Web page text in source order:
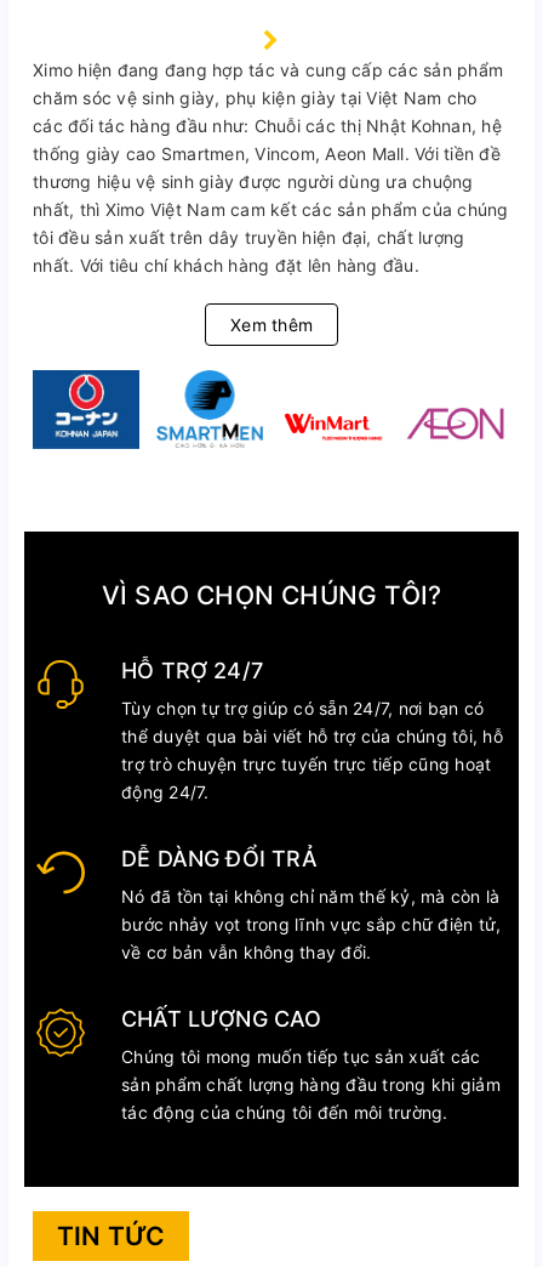
Ximo hiện đang đang hợp tác và cung cấp các sản phẩm
chăm sóc vệ sinh giày, phụ kiện giày tại Việt Nam cho
các đối tác hàng đầu như: Chuỗi các thị Nhật Kohnan, hệ
thống giày cao Smartmen, Vincom, Aeon Mall. Với tiền đề
thương hiệu vệ sinh giày được người dùng ưa chuộng
nhất, thì Ximo Việt Nam cam kết các sản phẩm của chúng
tôi đều sản xuất trên dây truyền hiện đại, chất lượng
nhất. Với tiêu chí khách hàng đặt lên hàng đầu.
Xem thêm
VÌ SAO CHỌN CHÚNG TÔI?
HỖ TRỢ 24/7
Tùy chọn tự trợ giúp có sẵn 24/7, nơi bạn có
thể duyệt qua bài viết hỗ trợ của chúng tôi, hỗ
trợ trò chuyện trực tuyến trực tiếp cũng hoạt
động 24/7.
DỄ DÀNG ĐỔI TRẢ
Nó đã tồn tại không chỉ năm thế kỷ, mà còn là
bước nhảy vọt trong lĩnh vực sắp chữ điện tử,
về cơ bản vẫn không thay đổi.
CHẤT LƯỢNG CAO
Chúng tôi mong muốn tiếp tục sản xuất các
sản phẩm chất lượng hàng đầu trong khi giảm
tác động của chúng tôi đến môi trường.
TIN TỨC